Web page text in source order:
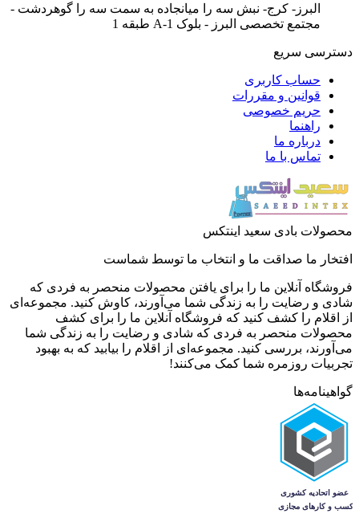
البرز- کرج- نبش سه را میانجاده به سمت سه را گوهردشت -
مجتمع تخصصی البرز - بلوک 1-A طبقه 1
دسترسی سریع
حساب کاربری
قوانین و مقررات
حریم خصوصی
راهنما
درباره ما
تماس با ما
محصولات بادی سعید اینتکس
افتخار ما صداقت ما و انتخاب ما توسط شماست
فروشگاه آنلاین ما را برای یافتن محصولات منحصر به فردی که
شادی و رضایت را به زندگی شما می‌آورند، کاوش کنید. مجموعه‌ای
از اقلام را کشف کنید که فروشگاه آنلاین ما را برای کشف
محصولات منحصر به فردی که شادی و رضایت را به زندگی شما
می‌آورند، بررسی کنید. مجموعه‌ای از اقلام را بیابید که به بهبود
تجربیات روزمره شما کمک می‌کنند!
گواهینامه‌ها